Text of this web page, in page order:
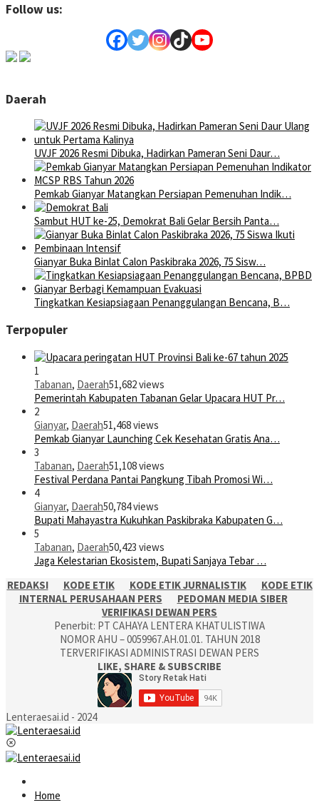
Follow us:
Daerah
UVJF 2026 Resmi Dibuka, Hadirkan Pameran Seni Daur…
Pemkab Gianyar Matangkan Persiapan Pemenuhan Indik…
Sambut HUT ke-25, Demokrat Bali Gelar Bersih Panta…
Gianyar Buka Binlat Calon Paskibraka 2026, 75 Sisw…
Tingkatkan Kesiapsiagaan Penanggulangan Bencana, B…
Terpopuler
1
Tabanan, Daerah51,682 views
Pemerintah Kabupaten Tabanan Gelar Upacara HUT Pr…
2
Gianyar, Daerah51,468 views
Pemkab Gianyar Launching Cek Kesehatan Gratis Ana…
3
Tabanan, Daerah51,108 views
Festival Perdana Pantai Pangkung Tibah Promosi Wi…
4
Gianyar, Daerah50,784 views
Bupati Mahayastra Kukuhkan Paskibraka Kabupaten G…
5
Tabanan, Daerah50,423 views
Jaga Kelestarian Ekosistem, Bupati Sanjaya Tebar …
REDAKSI
KODE ETIK KODE ETIK JURNALISTIK
KODE ETIK
INTERNAL PERUSAHAAN PERS
PEDOMAN MEDIA SIBER
VERIFIKASI DEWAN PERS
Penerbit: PT CAHAYA LENTERA KHATULISTIWA
NOMOR AHU – 0059967.AH.01.01. TAHUN 2018
TERVERIFIKASI ADMINISTRASI DEWAN PERS
LIKE, SHARE & SUBSCRIBE
Lenteraesai.id - 2024
Home